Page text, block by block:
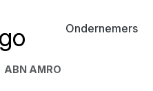
Ondernemers
ABN AMRO